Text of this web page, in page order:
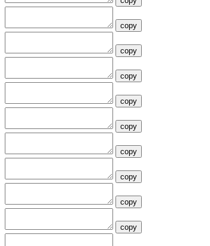
copy
copy
copy
copy
copy
copy
copy
copy
copy